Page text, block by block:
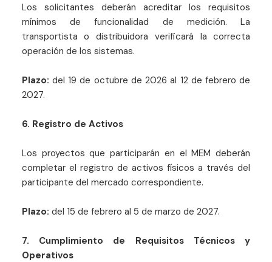
Los solicitantes deberán acreditar los requisitos
mínimos de funcionalidad de medición. La
transportista o distribuidora verificará la correcta
operación de los sistemas.
Plazo: del 19 de octubre de 2026 al 12 de febrero de
2027.
6. Registro de Activos
Los proyectos que participarán en el MEM deberán
completar el registro de activos físicos a través del
participante del mercado correspondiente.
Plazo: del 15 de febrero al 5 de marzo de 2027.
7. Cumplimiento de Requisitos Técnicos y
Operativos